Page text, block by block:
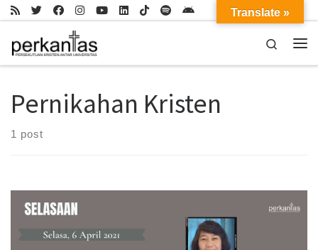
Skip to content
Search
Pernikahan Kristen
1 post
Translate »